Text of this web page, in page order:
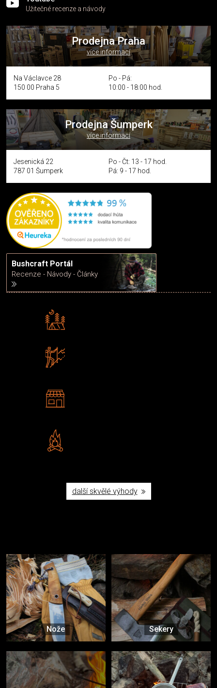
Užitečné recenze a návody
Prodejna Praha
více informací
Na Václavce 28
150 00 Praha 5
Po - Pá:
10:00 - 18:00 hod.
Prodejna Šumperk
více informací
Jesenická 22
787 01 Šumperk
Po - Čt: 13 - 17 hod.
Pá: 9 - 17 hod.
Bushcraft Portál
Recenze - Návody - Články
další skvělé výhody
Nože Sekery